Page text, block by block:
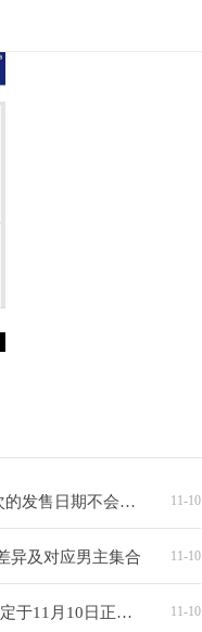
T2高层坚定表示：《GTA6》此次的发售日期不会有问题 11-10
异及对应男主集合 11-10
《阿西，美女室友居然...？2》确定于11月10日正式发布 11-10